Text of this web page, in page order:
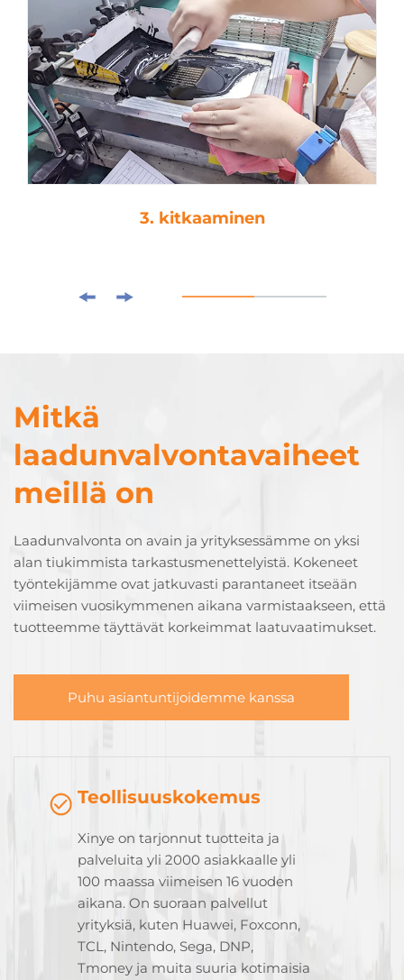
4. tippaamat
Mitkä
laadunvalvontavaiheet
meillä on
Laadunvalvonta on avain ja yrityksessämme on yksi
alan tiukimmista tarkastusmenettelyistä. Kokeneet
työntekijämme ovat jatkuvasti parantaneet itseään
viimeisen vuosikymmenen aikana varmistaakseen, että
tuotteemme täyttävät korkeimmat laatuvaatimukset.
Puhu asiantuntijoidemme kanssa
Teollisuuskokemus
Xinye on tarjonnut tuotteita ja
palveluita yli 2000 asiakkaalle yli
100 maassa viimeisen 16 vuoden
aikana. On suoraan palvellut
yrityksiä, kuten Huawei, Foxconn,
TCL, Nintendo, Sega, DNP,
Tmoney ja muita suuria kotimaisia